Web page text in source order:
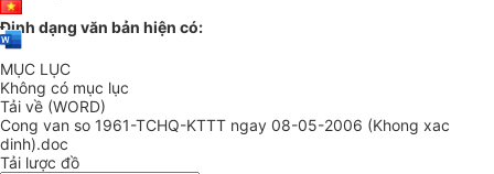
Định dạng văn bản hiện có:
MỤC LỤC
Không có mục lục
Tải về (WORD)
Cong van so 1961-TCHQ-KTTT ngay 08-05-2006 (Khong xac
dinh).doc
Tải lược đồ